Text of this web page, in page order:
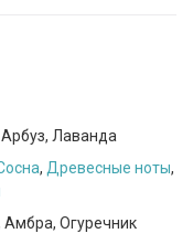
Лаванда
, Древесные ноты,
Амбра, Огуречник